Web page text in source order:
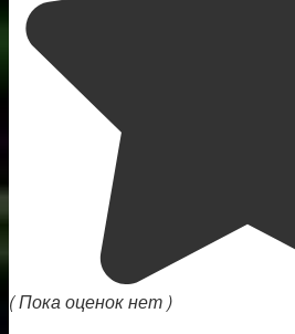
( Пока оценок нет )